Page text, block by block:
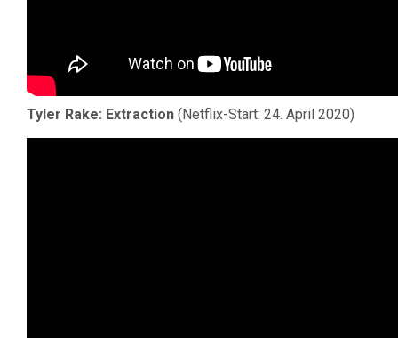
Tyler Rake: Extraction (Netflix-Start: 24. April 2020)